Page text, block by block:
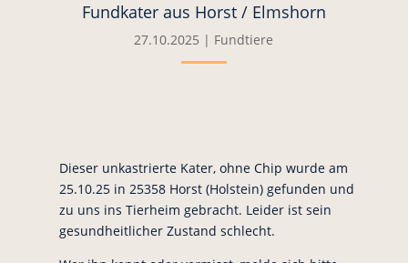
Fundkater aus Horst / Elmshorn
27.10.2025 | Fundtiere
Dieser unkastrierte Kater, ohne Chip wurde am
25.10.25 in 25358 Horst (Holstein) gefunden und
zu uns ins Tierheim gebracht. Leider ist sein
gesundheitlicher Zustand schlecht.